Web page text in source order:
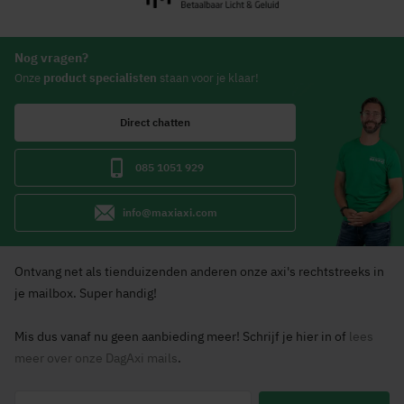
Nog vragen?
Onze product specialisten staan voor je klaar!
Direct chatten
085 1051 929
info@maxiaxi.com
Ontvang net als tienduizenden anderen onze axi's rechtstreeks in
je mailbox. Super handig!
Mis dus vanaf nu geen aanbieding meer! Schrijf je hier in of lees
meer over onze DagAxi mails.